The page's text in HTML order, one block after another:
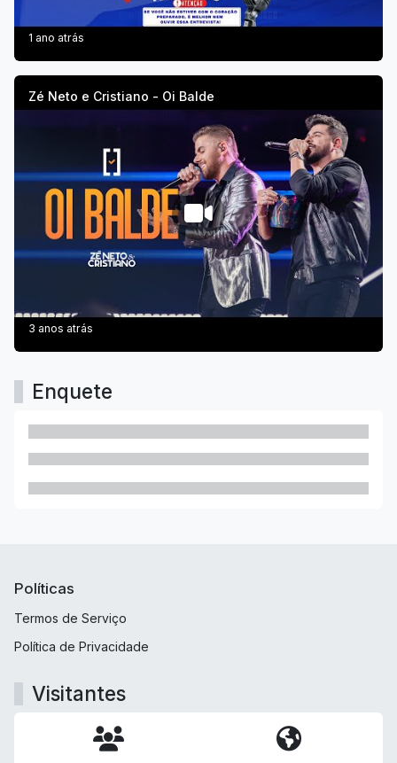
1 ano atrás
Zé Neto e Cristiano - Oi Balde
3 anos atrás
Enquete
Políticas
Termos de Serviço
Política de Privacidade
Visitantes